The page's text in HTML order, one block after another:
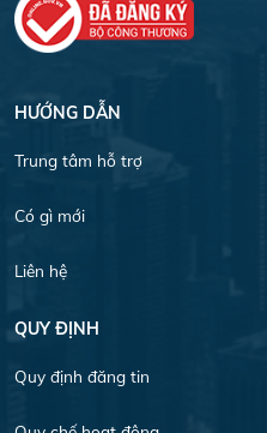
HƯỚNG DẪN
Trung tâm hỗ trợ
Có gì mới
Liên hệ
QUY ĐỊNH
Quy định đăng tin